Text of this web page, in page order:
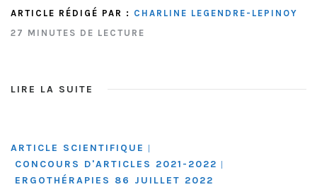
ARTICLE RÉDIGÉ PAR : CHARLINE LEGENDRE-LEPINOY
27 MINUTES DE LECTURE
LIRE LA SUITE
ARTICLE SCIENTIFIQUE |
CONCOURS D'ARTICLES 2021-2022 |
ERGOTHÉRAPIES 86 JUILLET 2022